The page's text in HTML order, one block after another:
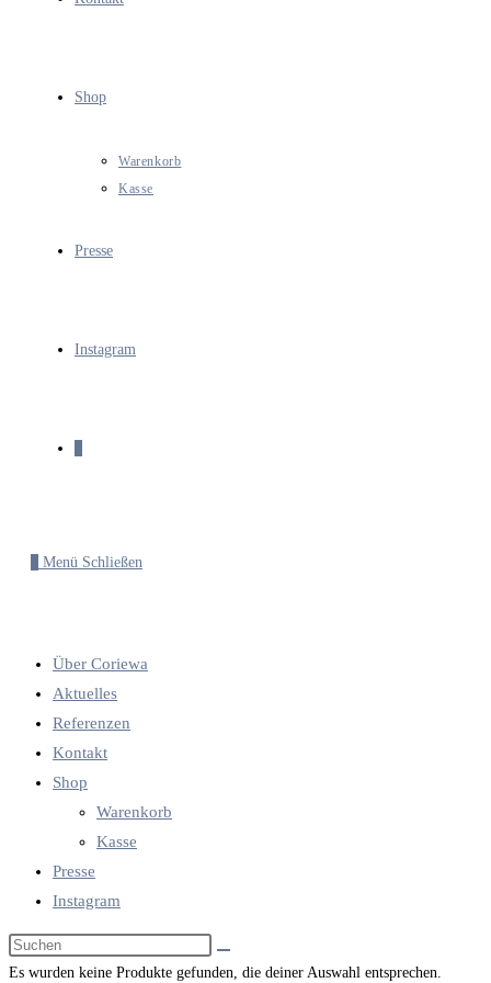
Shop
Warenkorb
Kasse
Presse
Instagram
Menü Schließen
Über Coriewa
Aktuelles
Referenzen
Kontakt
Shop
Warenkorb
Kasse
Presse
Instagram
Diese
Website
Es wurden keine Produkte gefunden, die deiner Auswahl entsprechen.